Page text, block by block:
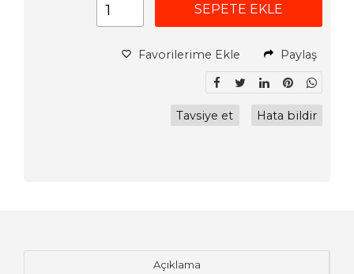
SEPETE EKLE
Favorilerime Ekle Paylaş
Tavsiye et Hata bildir
Açıklama